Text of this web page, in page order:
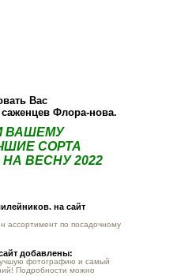
Вас
саженцев Флора-нова.
ВАШЕМУ
СОРТА
ВЕСНУ 2022
на сайт
ассортимент по посадочному
добавлены:
фотографию и самый
Подробности можно